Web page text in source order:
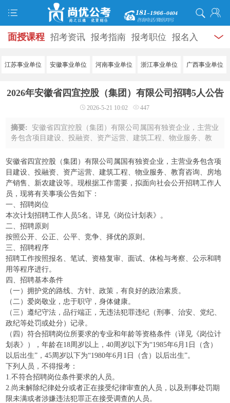
面授课程 招考资讯 报考指南 报考职位 报名入
口 打准考证 成绩查询 面试公告 录用公示 辅导
学员风采 名师团队
服务信息
江苏事业单位 安徽事业单位 河南事业单位 浙江事业单位 广西事业单位
2026年安徽省四宜控股（集团）有限公司招聘5人公告
2026-5-21 10:02 447
摘要:安徽省四宜控股（集团）有限公司属国有独资企业，主营业
务包含项目建设、投融资、资产运营、建筑工程、物业服务、教
会公开招聘工作人员，现将有关事项公告 ...
安徽省四宜控股（集团）有限公司属国有独资企业，主营业务包含项
目建设、投融资、资产运营、建筑工程、物业服务、教育咨询、房地
产销售、新农建设等。现根据工作需要，拟面向社会公开招聘工作人
员，现将有关事项公告如下：
一、招聘岗位
本次计划招聘工作人员5名。详见《岗位计划表》。
二、招聘原则
按照公开、公正、公平、竞争、择优的原则。
三、招聘程序
招聘工作按照报名、笔试、资格复审、面试、体检与考察、公示和聘
用等程序进行。
四、招聘基本条件
（一）拥护党的路线、方针、政策，有良好的政治素质。
（二）爱岗敬业，忠于职守，身体健康。
（三）遵纪守法，品行端正，无违法犯罪违纪（刑事、治安、党纪、
政纪等处罚或处分）记录。
（四）符合招聘岗位所要求的专业和年龄等资格条件（详见《岗位计
划表》），年龄在18周岁以上，40周岁以下为“1985年6月1日（含）
以后出生”，45周岁以下为“1980年6月1日（含）以后出生”。
下列人员，不得报考：
1.不符合招聘岗位条件要求的人员。
2.尚未解除纪律处分或者正在接受纪律审查的人员，以及刑事处罚期
限未满或者涉嫌违法犯罪正在接受调查的人员。